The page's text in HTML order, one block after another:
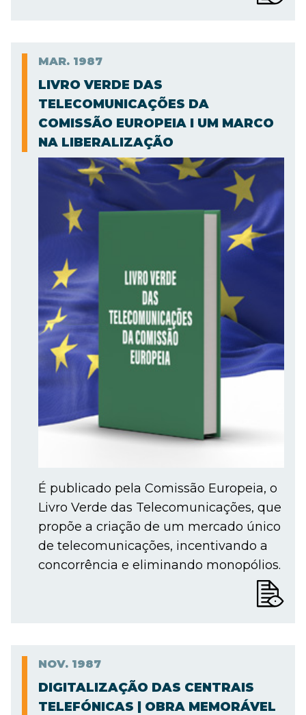
MAR. 1987
LIVRO VERDE DAS
TELECOMUNICAÇÕES DA
COMISSÃO EUROPEIA I UM MARCO
NA LIBERALIZAÇÃO
É publicado pela Comissão Europeia, o
Livro Verde das Telecomunicações, que
propõe a criação de um mercado único
de telecomunicações, incentivando a
concorrência e eliminando monopólios.
NOV. 1987
DIGITALIZAÇÃO DAS CENTRAIS
TELEFÓNICAS | OBRA MEMORÁVEL